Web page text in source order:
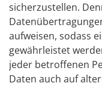
sicherzustellen.
aufweisen, sodass
gewährleistet
jeder betroffenen
Daten auch auf